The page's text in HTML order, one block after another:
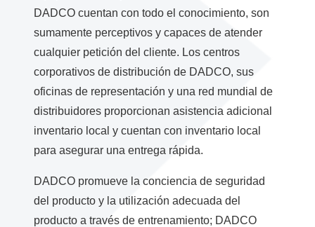
DADCO cuentan con todo el conocimiento, son
sumamente perceptivos y capaces de atender
cualquier petición del cliente. Los centros
corporativos de distribución de DADCO, sus
oficinas de representación y una red mundial de
distribuidores proporcionan asistencia adicional
inventario local y cuentan con inventario local
para asegurar una entrega rápida.
DADCO promueve la conciencia de seguridad
del producto y la utilización adecuada del
producto a través de entrenamiento; DADCO